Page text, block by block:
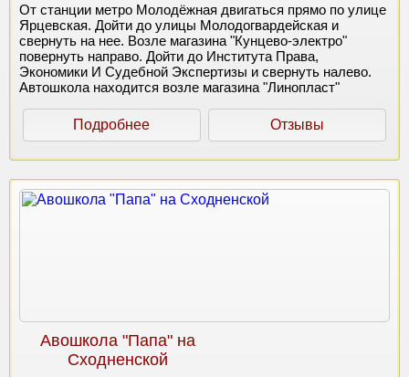
От станции метро Молодёжная двигаться прямо по улице
Ярцевская. Дойти до улицы Молодогвардейская и
свернуть на нее. Возле магазина "Кунцево-электро"
повернуть направо. Дойти до Института Права,
Экономики И Судебной Экспертизы и свернуть налево.
Автошкола находится возле магазина "Линопласт"
Подробнее Отзывы
Авошкола "Папа" на
Сходненской